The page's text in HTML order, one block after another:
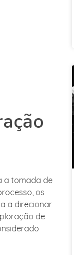
a tomada de
os
a direcionar
de